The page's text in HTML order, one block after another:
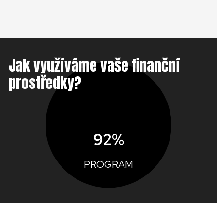
Jak využíváme vaše finanční
prostředky?
92%
PROGRAM